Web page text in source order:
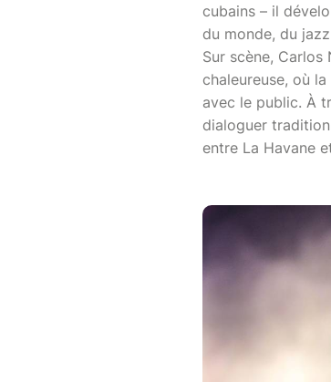
cubains – il
du monde, du
Sur scène,
chaleureuse, où
avec le public. À
dialoguer
entre La Havane